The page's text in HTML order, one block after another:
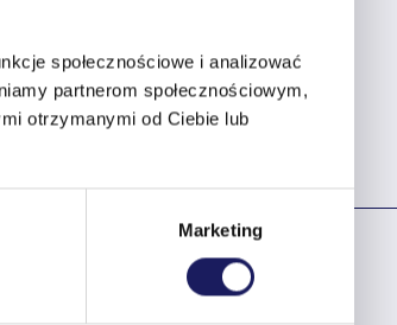
społecznościowe i analizować
partnerom społecznościowym,
otrzymanymi od Ciebie lub
Marketing
przygotowania kreacji